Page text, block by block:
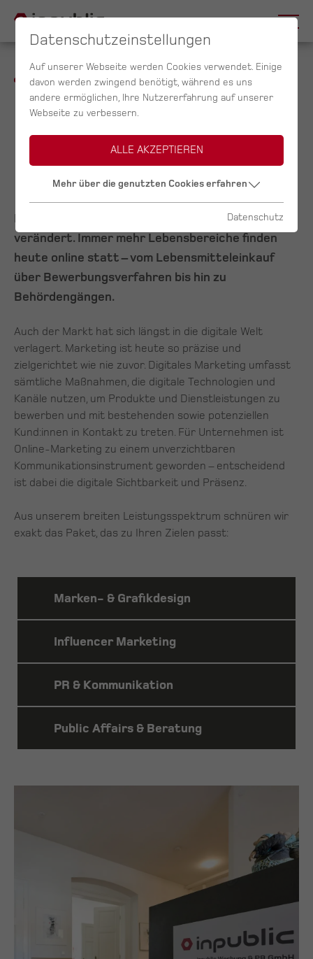
Online
Marketing
Digitalisierung hat unseren Alltag grundlegend
verändert. Immer mehr Lebensbereiche finden
heute online statt – vom Lebensmitteleinkauf
über Bewerbungsverfahren bis hin zu
Behördengängen.
Auch der Markt hat sich längst in die digitale Welt
verlagert. Marketing ist heute so präzise und
zielgerichtet wie nie zuvor. Digitales Marketing umfasst
sämtliche Maßnahmen, die digitale Technologien und
Kanäle nutzen, um Produkte und Dienstleistungen zu
bewerben und mit bestehenden sowie potenziellen
Kund:innen in Kontakt zu treten. Für Unternehmen ist
Online-Marketing zu einem unverzichtbaren
Kommunikationsinstrument geworden – entscheidend
ist dabei die digitale Sichtbarkeit und Präsenz.
Aus unserem breiten Leistungsspektrum schnüren wir
exakt das Paket, das zu Ihren Zielen passt:
Marken- & Grafikdesign
ERFAHREN
Influencer Marketing
ERFAHREN
PR & Kommunikation
ERFAHREN
Public Affairs & Beratung
Datenschutzeinstellungen
Auf unserer Webseite werden Cookies verwendet. Einige
davon werden zwingend benötigt, während es uns
andere ermöglichen, Ihre Nutzererfahrung auf unserer
Webseite zu verbessern.
ALLE AKZEPTIEREN
Mehr über die genutzten Cookies erfahren
Datenschutz